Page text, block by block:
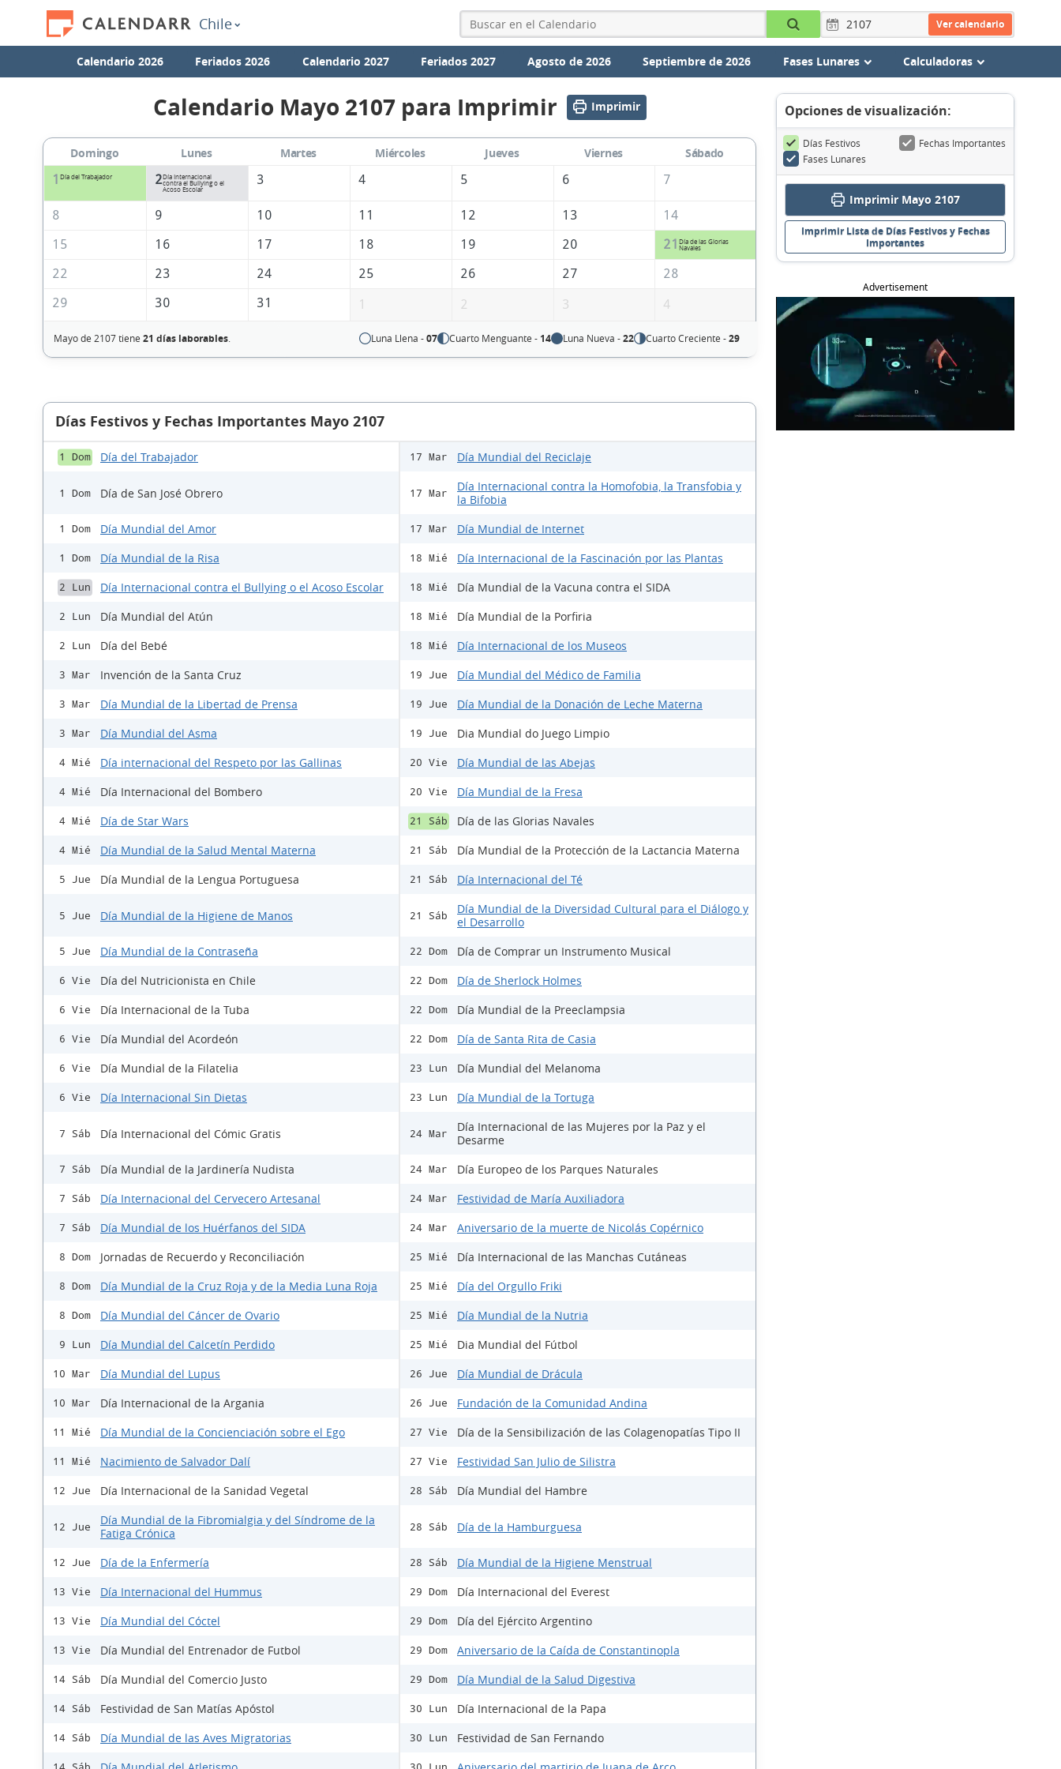
Chile Ver calendario
Calendario 2026 Feriados 2026 Calendario 2027 Feriados 2027 Agosto de 2026 Septiembre de 2026 Fases Lunares Calculadoras
Calendario Mayo 2107 para Imprimir Imprimir
Domingo Lunes Martes Miércoles Jueves Viernes
Sábado
1 Día del Trabajador 2Día Internacional
contra el Bullying o el
Acoso Escolar
3 4 5 6 7
8 9 10 11 12 13
14
15
16 17 18 19 20 21 Día de las Glorias
Navales
22 23 24 25 26 27
28
29
30 31 1 2 3 4
Mayo de 2107 tiene 21 días laborables. Luna Llena -07 Cuarto Menguante - 14 Luna Nueva -22 Cuarto Creciente -29
Días Festivos y Fechas Importantes Mayo 2107
1 Dom Día del Trabajador
1 Dom Día de San José Obrero
1 Dom Día Mundial del Amor
1 Dom Día Mundial de la Risa
2 Lun Día Internacional contra el Bullying o el Acoso Escolar
2 Lun Día Mundial del Atún
2 Lun Día del Bebé
3 Mar Invención de la Santa Cruz
3 Mar Día Mundial de la Libertad de Prensa
3 Mar Día Mundial del Asma
4 Mié Día internacional del Respeto por las Gallinas
4 Mié Día Internacional del Bombero
4 Mié Día de Star Wars
4 Mié Día Mundial de la Salud Mental Materna
5 Jue Día Mundial de la Lengua Portuguesa
5 Jue Día Mundial de la Higiene de Manos
5 Jue Día Mundial de la Contraseña
6 Vie Día del Nutricionista en Chile
6 Vie Día Internacional de la Tuba
6 Vie Día Mundial del Acordeón
6 Vie Día Mundial de la Filatelia
6 Vie Día Internacional Sin Dietas
7 Sáb Día Internacional del Cómic Gratis
7 Sáb Día Mundial de la Jardinería Nudista
7 Sáb Día Internacional del Cervecero Artesanal
7 Sáb Día Mundial de los Huérfanos del SIDA
8 Dom Jornadas de Recuerdo y Reconciliación
8 Dom Día Mundial de la Cruz Roja y de la Media Luna Roja
8 Dom Día Mundial del Cáncer de Ovario
9 Lun Día Mundial del Calcetín Perdido
10 Mar Día Mundial del Lupus
10 Mar Día Internacional de la Argania
11 Mié Día Mundial de la Concienciación sobre el Ego
11 Mié Nacimiento de Salvador Dalí
12 Jue Día Internacional de la Sanidad Vegetal
12 Jue
Día Mundial de la Fibromialgia y del Síndrome de la
Fatiga Crónica
12 Jue Día de la Enfermería
13 Vie Día Internacional del Hummus
13 Vie Día Mundial del Cóctel
13 Vie Día Mundial del Entrenador de Futbol
14 Sáb Día Mundial del Comercio Justo
14 Sáb Festividad de San Matías Apóstol
14 Sáb Día Mundial de las Aves Migratorias
17 Mar Día Mundial del Reciclaje
17 Mar
Día Internacional contra la Homofobia, la Transfobia y
la Bifobia
17 Mar Día Mundial de Internet
18 Mié Día Internacional de la Fascinación por las Plantas
18 Mié Día Mundial de la Vacuna contra el SIDA
18 Mié Día Mundial de la Porfiria
18 Mié Día Internacional de los Museos
19 Jue Día Mundial del Médico de Familia
19 Jue Día Mundial de la Donación de Leche Materna
19 Jue Dia Mundial do Juego Limpio
20 Vie Día Mundial de las Abejas
20 Vie Día Mundial de la Fresa
21 Sáb Día de las Glorias Navales
21 Sáb Día Mundial de la Protección de la Lactancia Materna
21 Sáb Día Internacional del Té
21 Sáb
Día Mundial de la Diversidad Cultural para el Diálogo y
el Desarrollo
22 Dom Día de Comprar un Instrumento Musical
22 Dom Día de Sherlock Holmes
22 Dom Día Mundial de la Preeclampsia
22 Dom Día de Santa Rita de Casia
23 Lun Día Mundial del Melanoma
23 Lun Día Mundial de la Tortuga
24 Mar
Día Internacional de las Mujeres por la Paz y el
Desarme
24 Mar Día Europeo de los Parques Naturales
24 Mar Festividad de María Auxiliadora
24 Mar Aniversario de la muerte de Nicolás Copérnico
25 Mié Día Internacional de las Manchas Cutáneas
25 Mié Día del Orgullo Friki
25 Mié Día Mundial de la Nutria
25 Mié Dia Mundial del Fútbol
26 Jue Día Mundial de Drácula
26 Jue Fundación de la Comunidad Andina
27 Vie Día de la Sensibilización de las Colagenopatías Tipo II
27 Vie Festividad San Julio de Silistra
28 Sáb Día Mundial del Hambre
28 Sáb Día de la Hamburguesa
28 Sáb Día Mundial de la Higiene Menstrual
29 Dom Día Internacional del Everest
29 Dom Día del Ejército Argentino
29 Dom Aniversario de la Caída de Constantinopla
29 Dom Día Mundial de la Salud Digestiva
30 Lun Día Internacional de la Papa
30 Lun Festividad de San Fernando
Opciones de visualización:
Días Festivos
Fechas Importantes
Fases Lunares
Imprimir Mayo 2107
Imprimir Lista de Días Festivos y Fechas
Importantes
Advertisement